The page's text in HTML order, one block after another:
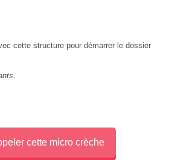
cette structure pour démarrer le dossier
cette micro crèche